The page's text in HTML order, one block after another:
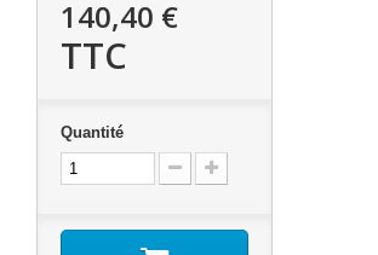
140,40 €
TTC
Quantité